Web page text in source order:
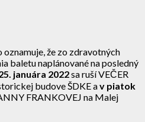
že zo zdravotných
baletu naplánované na posledný
januára 2022sa ruší VEČER
budove ŠDKE av piatok
FRANKOVEJ na Malej